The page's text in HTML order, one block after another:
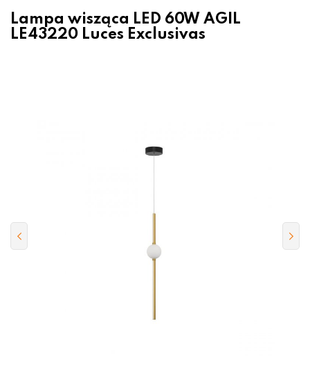
Lampa wisząca LED 60W AGIL
LE43220 Luces Exclusivas